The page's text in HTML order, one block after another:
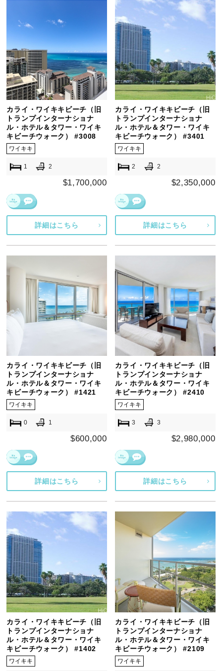
カライ・ワイキキビーチ（旧
トランプインターナショナ
ル・ホテル＆タワー・ワイキ
キビーチウォーク） #3008
ワイキキ
1 2
$1,700,000
詳細はこちら
カライ・ワイキキビーチ（旧
トランプインターナショナ
ル・ホテル＆タワー・ワイキ
キビーチウォーク） #3401
ワイキキ
2 2
$2,350,000
詳細はこちら
カライ・ワイキキビーチ（旧
トランプインターナショナ
ル・ホテル＆タワー・ワイキ
キビーチウォーク） #1421
ワイキキ
0 1
$600,000
詳細はこちら
カライ・ワイキキビーチ（旧
トランプインターナショナ
ル・ホテル＆タワー・ワイキ
キビーチウォーク） #2410
ワイキキ
3 3
$2,980,000
詳細はこちら
カライ・ワイキキビーチ（旧
トランプインターナショナ
ル・ホテル＆タワー・ワイキ
キビーチウォーク） #1402
ワイキキ
カライ・ワイキキビーチ（旧
トランプインターナショナ
ル・ホテル＆タワー・ワイキ
キビーチウォーク） #2109
ワイキキ